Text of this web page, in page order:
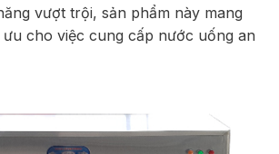
vượt trội, sản phẩm này mang
ưu cho việc cung cấp nước uống an